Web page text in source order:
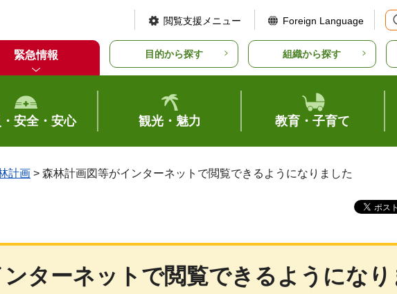
閲覧支援メニュー Foreign Language
緊急情報 目的から探す 組織から探す
・安全・安心 観光・魅力 教育・子育て
計画 > 森林計画図等がインターネットで閲覧できるようになりました
ターネットで閲覧できるようになり